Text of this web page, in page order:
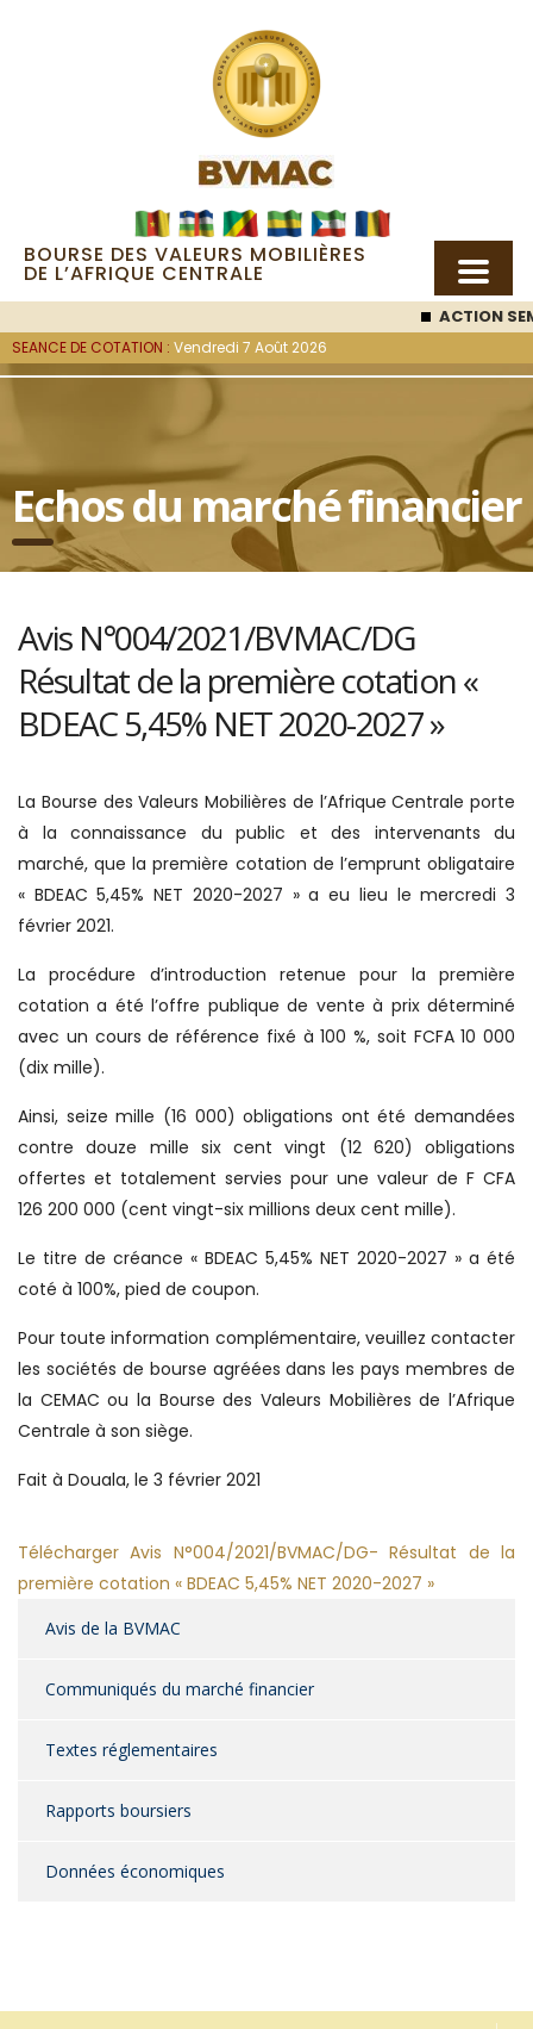
BOURSE DES VALEURS MOBILIÈRES
DE L’AFRIQUE CENTRALE
ACTION
SEANCE DE COTATION : Vendredi 7 Août 2026
Echos du marché financier
Avis N°004/2021/BVMAC/DG
Résultat de la première cotation «
BDEAC 5,45% NET 2020-2027 »
La Bourse des Valeurs Mobilières de l’Afrique Centrale porte
à la connaissance du public et des intervenants du
marché, que la première cotation de l’emprunt obligataire
« BDEAC 5,45% NET 2020-2027 » a eu lieu le mercredi 3
février 2021.
La procédure d’introduction retenue pour la première
cotation a été l’offre publique de vente à prix déterminé
avec un cours de référence fixé à 100 %, soit FCFA 10 000
(dix mille).
Ainsi, seize mille (16 000) obligations ont été demandées
contre douze mille six cent vingt (12 620) obligations
offertes et totalement servies pour une valeur de F CFA
126 200 000 (cent vingt-six millions deux cent mille).
Le titre de créance « BDEAC 5,45% NET 2020-2027 » a été
coté à 100%, pied de coupon.
Pour toute information complémentaire, veuillez contacter
les sociétés de bourse agréées dans les pays membres de
la CEMAC ou la Bourse des Valeurs Mobilières de l’Afrique
Centrale à son siège.
Fait à Douala, le 3 février 2021
Télécharger Avis N°004/2021/BVMAC/DG- Résultat de la
première cotation « BDEAC 5,45% NET 2020-2027 »
Avis de la BVMAC
Communiqués du marché financier
Textes réglementaires
Rapports boursiers
Données économiques